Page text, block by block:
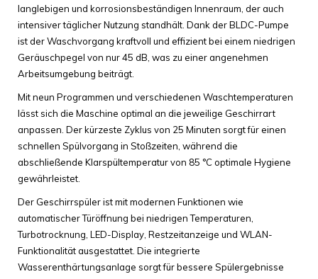
langlebigen und korrosionsbeständigen Innenraum, der auch
intensiver täglicher Nutzung standhält. Dank der BLDC-Pumpe
ist der Waschvorgang kraftvoll und effizient bei einem niedrigen
Geräuschpegel von nur 45 dB, was zu einer angenehmen
Arbeitsumgebung beiträgt.
Mit neun Programmen und verschiedenen Waschtemperaturen
lässt sich die Maschine optimal an die jeweilige Geschirrart
anpassen. Der kürzeste Zyklus von 25 Minuten sorgt für einen
schnellen Spülvorgang in Stoßzeiten, während die
abschließende Klarspültemperatur von 85 °C optimale Hygiene
gewährleistet.
Der Geschirrspüler ist mit modernen Funktionen wie
automatischer Türöffnung bei niedrigen Temperaturen,
Turbotrocknung, LED-Display, Restzeitanzeige und WLAN-
Funktionalität ausgestattet. Die integrierte
Wasserenthärtungsanlage sorgt für bessere Spülergebnisse